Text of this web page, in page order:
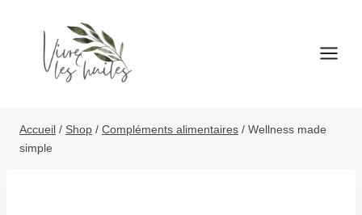
contenu
Accueil / Shop / Compléments alimentaires / Wellness made
simple